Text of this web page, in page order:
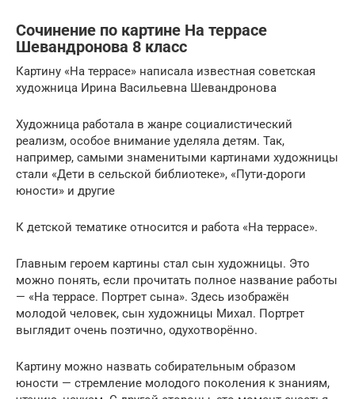
Сочинение по картине На террасе
Шевандронова 8 класс
Картину «На террасе» написала известная советская
художница Ирина Васильевна Шевандронова
Художница работала в жанре социалистический
реализм, особое внимание уделяла детям. Так,
например, самыми знаменитыми картинами художницы
стали «Дети в сельской библиотеке», «Пути-дороги
юности» и другие
К детской тематике относится и работа «На террасе».
Главным героем картины стал сын художницы. Это
можно понять, если прочитать полное название работы
— «На террасе. Портрет сына». Здесь изображён
молодой человек, сын художницы Михал. Портрет
выглядит очень поэтично, одухотворённо.
Картину можно назвать собирательным образом
юности — стремление молодого поколения к знаниям,